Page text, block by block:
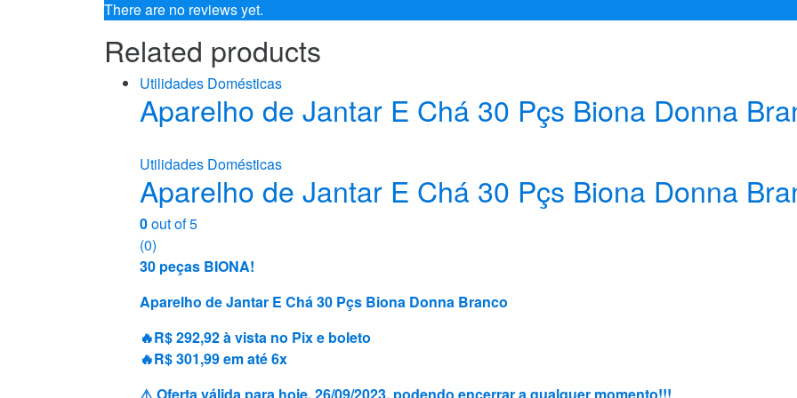
There are no reviews yet.
Related products
Utilidades Domésticas
Aparelho de Jantar E Chá 30 Pçs Biona Donna
Utilidades Domésticas
Aparelho de Jantar E Chá 30 Pçs Biona Donna
0out of 5
(0)
30 peças BIONA!
Aparelho de Jantar E Chá 30 Pçs Biona Donna Branco
🔥R$ 292,92 à vista no Pix e boleto
🔥R$ 301,99 em até 6x
⚠️ Oferta válida para hoje, 26/09/2023, podendo encerrar a qualquer momento!!!